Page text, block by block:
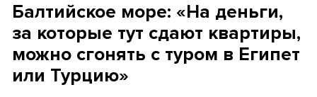
Балтийское море: «На деньги,
за которые тут сдают квартиры,
можно сгонять с туром в Египет
или Турцию»